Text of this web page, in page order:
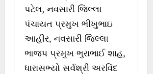
પટેલ, નવસારી જિલ્લા
પંચાયત પ્રમુખ ભીખુભાઇ
આહીર, નવસારી જિલ્લા
ભાજપ પ્રમુખ ભુરાભાઈ શાહ,
ધારાસભ્યો સર્વશ્રી અરવિંદ